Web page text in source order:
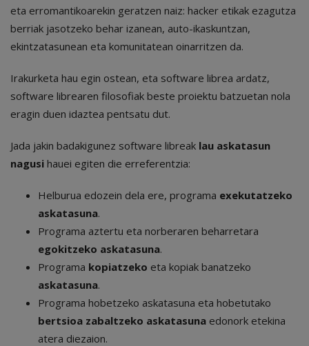
eta erromantikoarekin geratzen naiz: hacker etikak ezagutza
berriak jasotzeko behar izanean, auto-ikaskuntzan,
ekintzatasunean eta komunitatean oinarritzen da.
Irakurketa hau egin ostean, eta software librea ardatz,
software librearen filosofiak beste proiektu batzuetan nola
eragin duen idaztea pentsatu dut.
Jada jakin badakigunez software libreak lau askatasun
nagusi hauei egiten die erreferentzia:
Helburua edozein dela ere, programa exekutatzeko
askatasuna.
Programa aztertu eta norberaren beharretara
egokitzeko askatasuna.
Programa kopiatzeko eta kopiak banatzeko
askatasuna.
Programa hobetzeko askatasuna eta hobetutako
bertsioa zabaltzeko askatasuna edonork etekina
atera diezaion.